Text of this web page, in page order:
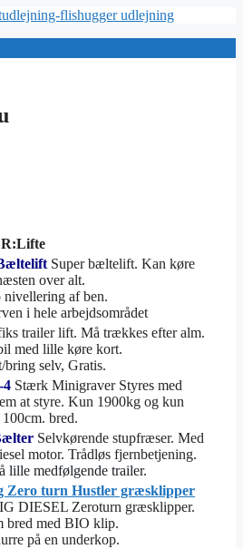
Super bæltelift. Kan køre
over alt.
nivellering af ben.
i hele arbejdsområdet
trailer lift. Må trækkes efter alm.
med lille køre kort.
bring selv, Gratis.
4 Stærk Minigraver Styres med
at styre. Kun 1900kg og kun
100cm. bred.
Selvkørende stupfræser. Med
motor. Trådløs fjernbetjening.
lille medfølgende trailer.
DIESEL Zeroturn græsklipper.
bred med BIO klip.
på en underkop.